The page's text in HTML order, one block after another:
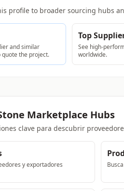
profile to broader sourcing hubs
and similar
quote the project.
Top
See high-
worldwide.
Marketplace Hubs
clave para descubrir
y exportadores